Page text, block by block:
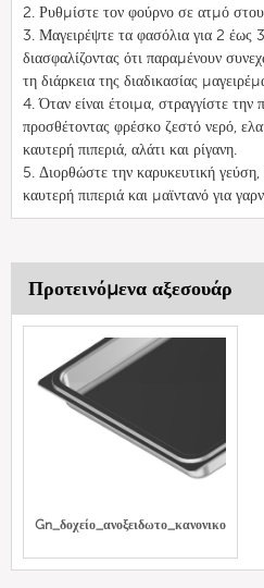
2. Ρυθμίστε τον φούρνο σε ατμό
3. Μαγειρέψτε τα φασόλια για 2 έως
διασφαλίζοντας ότι παραμένουν
τη διάρκεια της διαδικασίας
4. Όταν είναι έτοιμα, στραγγίστε την
προσθέτοντας φρέσκο ζεστό νερό,
καυτερή πιπεριά, αλάτι και ρίγανη.
5. Διορθώστε την καρυκευτική
καυτερή πιπεριά και μαϊντανό για
Προτεινόμενα αξεσουάρ
Gn_δοχείο_ανοξειδωτο_κανονικο